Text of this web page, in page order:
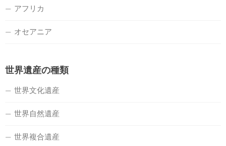
アフリカ
オセアニア
世界遺産の種類
世界文化遺産
世界自然遺産
世界複合遺産